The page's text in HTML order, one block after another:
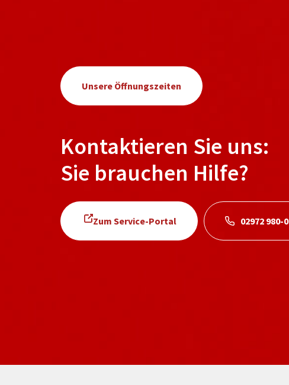
Unsere Öffnungszeiten
Kontaktieren Sie uns:
Sie brauchen Hilfe?
Zum Service-Portal 02972 980-0